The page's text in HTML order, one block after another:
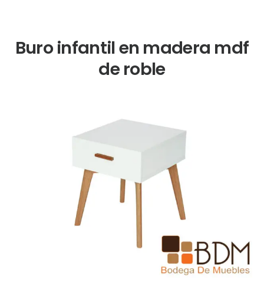
Buro infantil en madera mdf
de roble